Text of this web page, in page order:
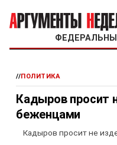
//ПОЛИТИКА
Кадыров просит
беженцами
Кадыров просит не